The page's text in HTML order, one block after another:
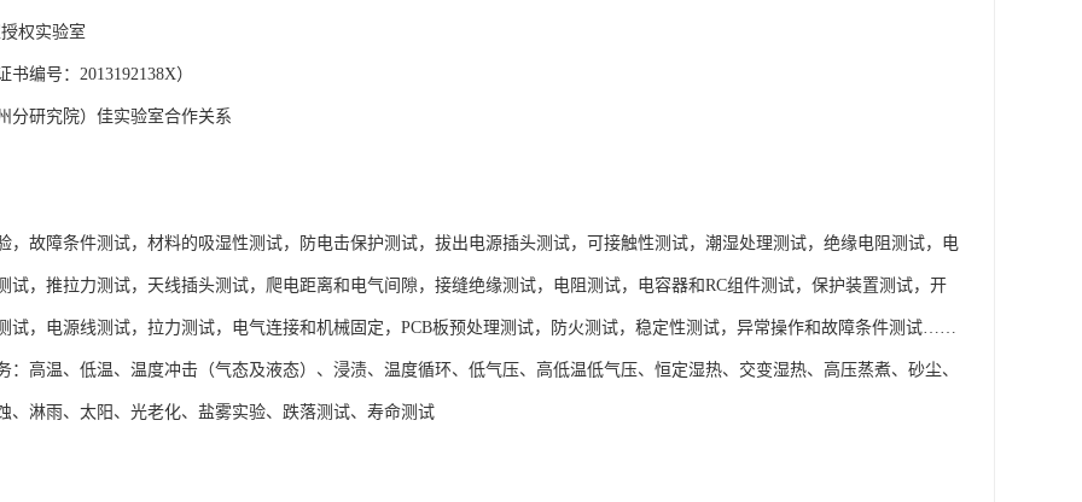
权实验室
编号：2013192138X）
分研究院）佳实验室合作关系
目:
，故障条件测试，材料的吸湿性测试，防电击保护测试，拔出电源插头测试，可接触性测试，潮湿处理测试，绝缘电阻测试，电
试，推拉力测试，天线插头测试，爬电距离和电气间隙，接缝绝缘测试，电阻测试，电容器和RC组件测试，保护装置测试，开
试，电源线测试，拉力测试，电气连接和机械固定，PCB板预处理测试，防火测试，稳定性测试，异常操作和故障条件测试……
：高温、低温、温度冲击（气态及液态）、浸渍、温度循环、低气压、高低温低气压、恒定湿热、交变湿热、高压蒸煮、砂尘、
、淋雨、太阳、光老化、盐雾实验、跌落测试、寿命测试